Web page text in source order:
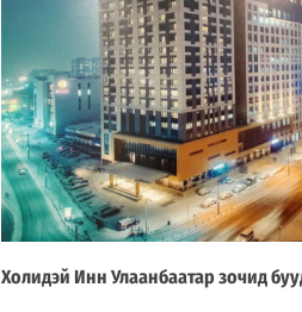
Холидэй Инн Улаанбаатар зочид